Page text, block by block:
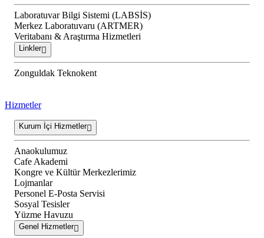
Laboratuvar Bilgi Sistemi (LABSİS)
Merkez Laboratuvaru (ARTMER)
Veritabanı & Araştırma Hizmetleri
Linkler
Zonguldak Teknokent
Hizmetler
Kurum İçi Hizmetler
Anaokulumuz
Cafe Akademi
Kongre ve Kültür Merkezlerimiz
Lojmanlar
Personel E-Posta Servisi
Sosyal Tesisler
Yüzme Havuzu
Genel Hizmetler